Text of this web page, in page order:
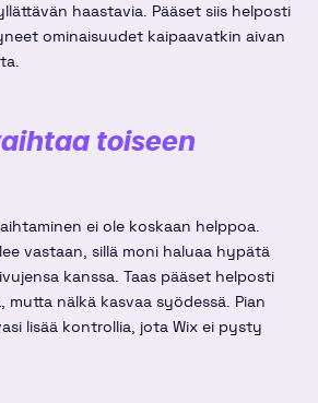
haastavia. Pääset siis helposti
ominaisuudet kaipaavatkin aivan
toiseen
ei ole koskaan helppoa.
vastaan, sillä moni haluaa hypätä
kanssa. Taas pääset helposti
mutta nälkä kasvaa syödessä. Pian
lisää kontrollia, jota Wix ei pysty